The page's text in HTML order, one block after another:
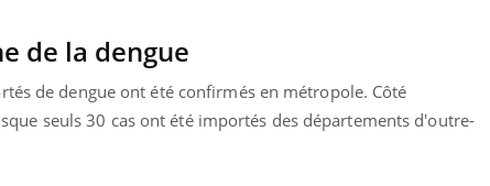
de la dengue
de dengue ont été confirmés en métropole. Côté
seuls 30 cas ont été importés des départements d'outre-